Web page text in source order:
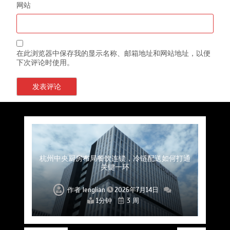
网站
在此浏览器中保存我的显示名称、邮箱地址和网站地址，以便
下次评论时使用。
上海餐饮连锁加速，冷链配送如何破解冻品食材
流通难题？
作者lenglian
2026年7月14日
1分钟
3 周
杭州中央厨房布局餐饮连锁，冷链配送如何打通
关键一环
作者lenglian
2026年7月14日
1分钟
3 周
北京餐饮企业如何选择冷链公司？
作者lenglian
2026年7月14日
1分钟
3 周
深圳冷链物流如何护航餐饮连锁？冻品食材流通
全解析
作者lenglian
2026年7月14日
1分钟
3 周
北京餐饮仓配一体化的核心价值与落地实践解析
作者lenglian
2026年7月14日
1分钟
3 周
武汉冻品配送三要素：控温、时效、低成本如何
兼得？
作者lenglian
2026年7月14日
1分钟
3 周
重庆冷链布局解冻食材运输密码，餐饮连锁如何
稳控品质？
作者lenglian
2026年7月14日
1分钟
3 周